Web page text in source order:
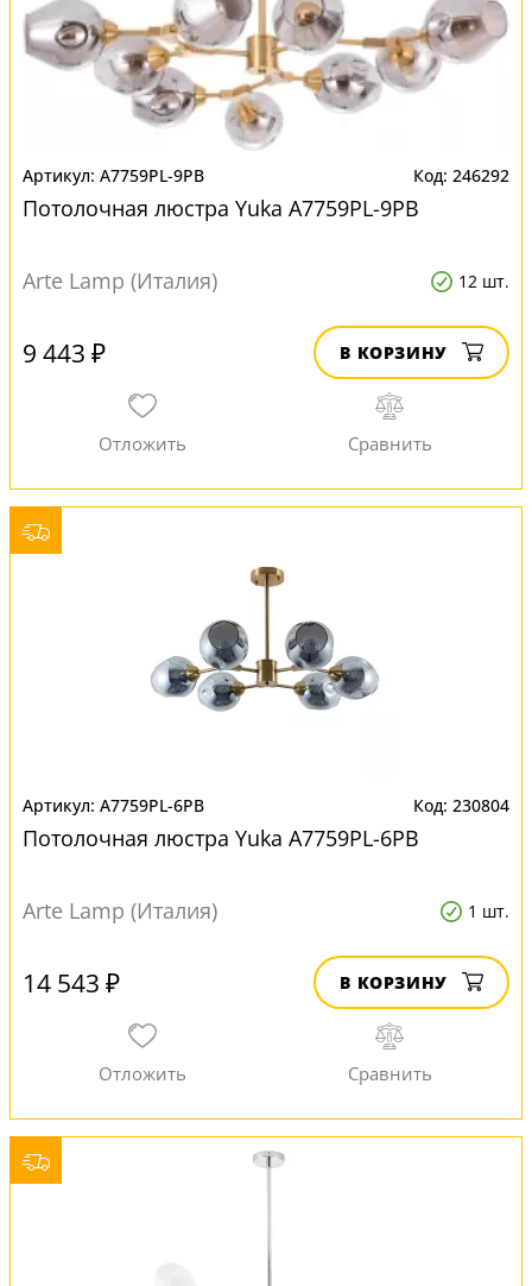
A7759PL-9PB 246292
Потолочная люстра Yuka A7759PL-9PB
Arte Lamp (Италия) 12 шт.
9 443 ₽ В КОРЗИНУ
A7759PL-6PB 230804
Потолочная люстра Yuka A7759PL-6PB
Arte Lamp (Италия) 1 шт.
14 543 ₽ В КОРЗИНУ